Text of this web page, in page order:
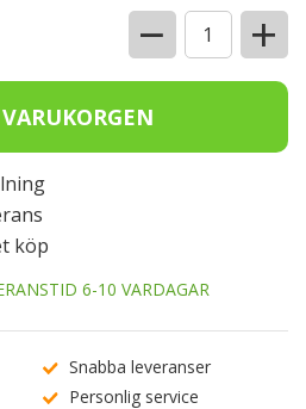
− +
köp
6-10 VARDAGAR
Snabba leveranser
Personlig service